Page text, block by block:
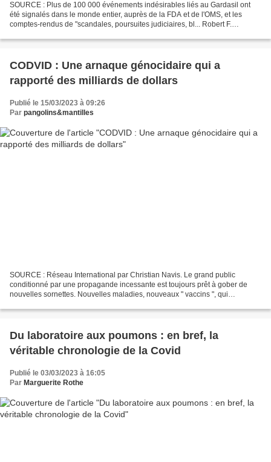
SOURCE : Plus de 100 000 événements indésirables liés au Gardasil ont
été signalés dans le monde entier, auprès de la FDA et de l'OMS, et les
comptes-rendus de "scandales, poursuites judiciaires, bl... Robert F.
CODVID : Une arnaque génocidaire qui a
rapporté des milliards de dollars
Publié le 15/03/2023 à 09:26
Par pangolins&mantilles
SOURCE : Réseau International par Christian Navis. Le grand public
conditionné par une propagande incessante est toujours prêt à gober de
nouvelles sornettes. Nouvelles maladies, nouveaux " vaccins ", qui
Du laboratoire aux poumons : en bref, la
véritable chronologie de la Covid
Publié le 03/03/2023 à 16:05
Par Marguerite Rothe